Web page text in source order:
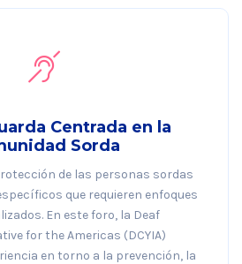
Centrada en la
Sorda
de las personas sordas
que requieren enfoques
En este foro, la Deaf
for the Americas (DCYIA)
en torno a la prevención, la